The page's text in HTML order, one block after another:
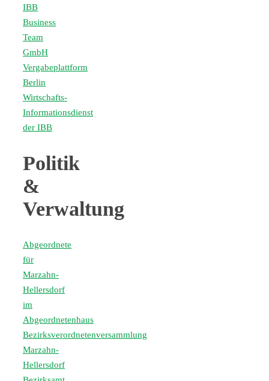
IBB
Business
Team
GmbH
Vergabeplattform
Berlin
Wirtschafts-
Informationsdienst
der IBB
Politik
&
Verwaltung
Abgeordnete
für
Marzahn-
Hellersdorf
im
Abgeordnetenhaus
Bezirksverordnetenversammlung
Marzahn-
Hellersdorf